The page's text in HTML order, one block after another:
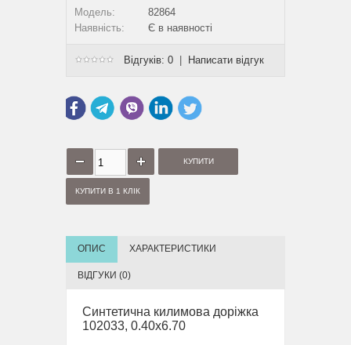
Модель:
82864
Наявність:
Є в наявності
Відгуків: 0 Написати відгук
КУПИТИ В 1 КЛІК
ОПИС ХАРАКТЕРИСТИКИ
ВІДГУКИ (0)
Синтетична килимова доріжка
102033, 0.40x6.70